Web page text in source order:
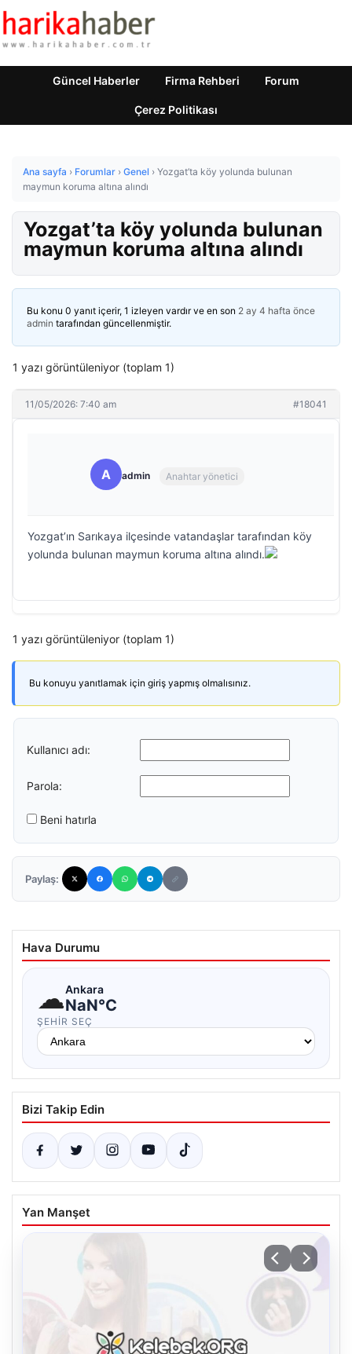
Güncel Haberler Firma Rehberi Forum
Çerez Politikası
Ana sayfa › Forumlar › Genel › Yozgat’ta köy yolunda bulunan
maymun koruma altına alındı
Yozgat’ta köy yolunda bulunan
maymun koruma altına alındı
Bu konu 0 yanıt içerir, 1 izleyen vardır ve en son 2 ay 4 hafta önce
admin tarafından güncellenmiştir.
1 yazı görüntüleniyor (toplam 1)
11/05/2026: 7:40 am #18041
A admin Anahtar yönetici
Yozgat’ın Sarıkaya ilçesinde vatandaşlar tarafından köy
yolunda bulunan maymun koruma altına alındı.
1 yazı görüntüleniyor (toplam 1)
Bu konuyu yanıtlamak için giriş yapmış olmalısınız.
Kullanıcı adı:
Parola:
Beni hatırla
Paylaş:
Hava Durumu
☁Ankara
NaN°C
ŞEHIR SEÇ
Bizi Takip Edin
Yan Manşet